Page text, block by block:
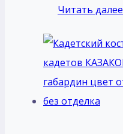
Читать далее